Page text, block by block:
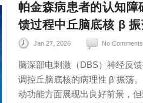
帕金森病患者的认知
馈过程中丘脑底核 β
Jan 27, 2026 No Comments
脑深部电刺激（DBS）神经反
调控丘脑底核的病理性 β 振荡
动功能方面展现出良好前景，